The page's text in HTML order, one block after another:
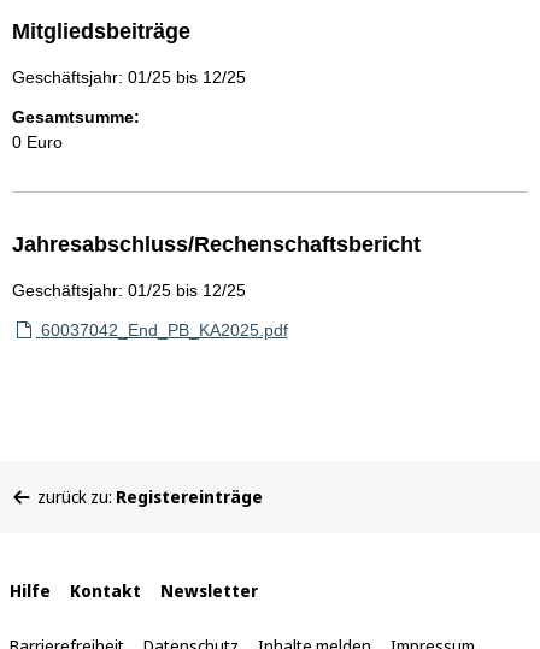
Mitgliedsbeiträge
Geschäftsjahr: 01/25 bis 12/25
Gesamtsumme:
0 Euro
Jahresabschluss/Rechenschaftsbericht
Geschäftsjahr: 01/25 bis 12/25
60037042_End_PB_KA2025.pdf
befinden
zurück zu: Registereinträge
Interne
Links
Hilfe Kontakt Newsletter